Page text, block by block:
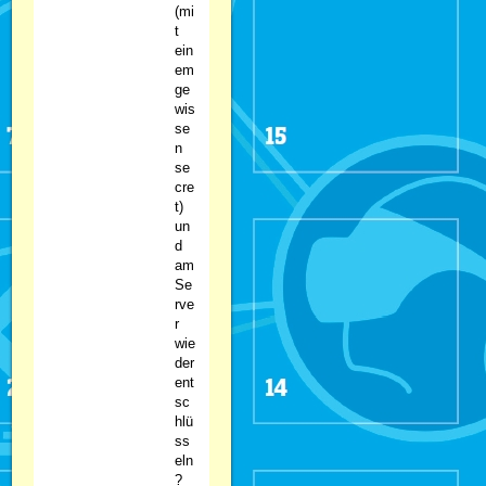
(mi
t
ein
em
ge
wis
se
n
se
cre
t)
un
d
am
Se
rve
r
wie
der
ent
sc
hlü
ss
eln
?